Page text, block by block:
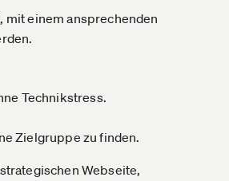
mit einem ansprechenden
Technikstress.
Zielgruppe zu finden.
Webseite,